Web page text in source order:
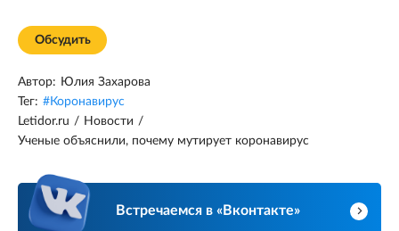
Обсудить
Автор: Юлия Захарова
Тег: #Коронавирус
Letidor.ru / Новости /
Ученые объяснили, почему мутирует коронавирус
Встречаемся в «Вконтакте»